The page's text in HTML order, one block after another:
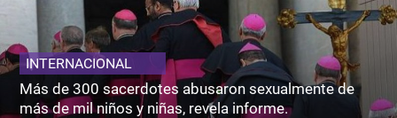
INTERNACIONAL
Más de 300 sacerdotes abusaron sexualmente de
más de mil niños y niñas, revela informe.